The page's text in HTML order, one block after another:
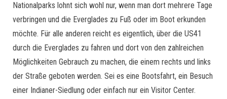
Nationalparks lohnt sich wohl nur, wenn man dort mehrere Tage
verbringen und die Everglades zu Fuß oder im Boot erkunden
möchte. Für alle anderen reicht es eigentlich, über die US41
durch die Everglades zu fahren und dort von den zahlreichen
Möglichkeiten Gebrauch zu machen, die einem rechts und links
der Straße geboten werden. Sei es eine Bootsfahrt, ein Besuch
einer Indianer-Siedlung oder einfach nur ein Visitor Center.